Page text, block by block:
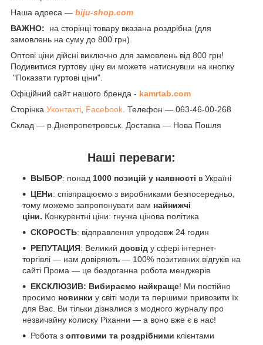
Наша адреса — biju-shop.com
ВАЖНО:
на сторінці товару вказана роздрібна (для
замовлень на суму до 800 грн).
Оптові ціни дійсні виключно для замовлень від 800 грн!
Подивитися гуртову ціну ви можете натиснувши на кнопку
"Показати гуртові ціни".
Офіційний сайт нашого бренда - kamrtab.com
Сторінка Уконтакті Facebook . Телефон — 063-46-00-268
Склад — р.Днепропетровськ. Доставка — Нова Пошля
Наші переваги:
ВЫБОР: понад 1000 позицій у наявності в Україні
ЦЕНи: співпрацюємо з виробниками безпосередньо,
тому можемо запропонувати вам найнижчі
ціни. Конкурентні ціни: гнучка цінова політика
СКОРОСТЬ: відправлення упродовж 24 годин
РЕПУТАЦИЯ: Великий досвід у сфері інтернет-
торгівлі — нам довіряють — 100% позитивних відгуків на
сайті Прома — це бездоганна робота менджерів
ЕКСКЛЮЗИВ: Вибираємо найкраще! Ми постійно
просимо новинки у світі моди та першими привозити їх
для Вас. Ви тільки дізналися з модного журналу про
незвичайну колиску Ріханни — а воно вже є в нас!
Робота з оптовими та роздрібними клієнтами